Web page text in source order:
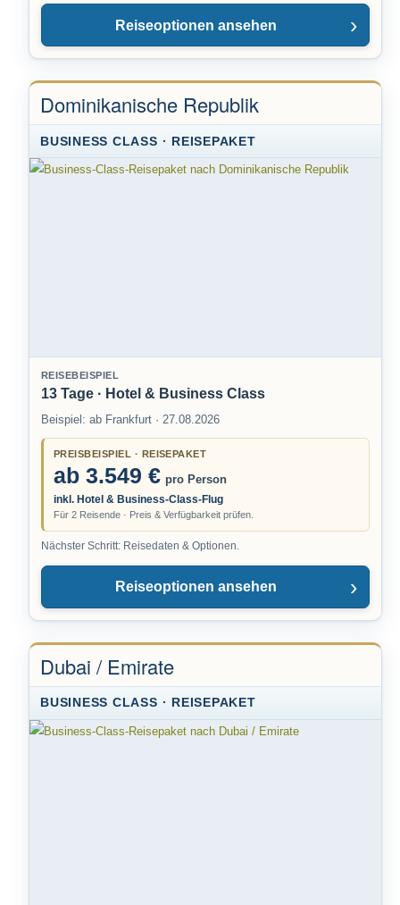
Reiseoptionen ansehen
Dominikanische Republik
BUSINESS CLASS · REISEPAKET
REISEBEISPIEL
13 Tage · Hotel & Business Class
Beispiel: ab Frankfurt · 27.08.2026
PREISBEISPIEL · REISEPAKET
ab 3.549 € pro Person
inkl. Hotel & Business-Class-Flug
Für 2 Reisende · Preis & Verfügbarkeit prüfen.
Nächster Schritt: Reisedaten & Optionen.
Reiseoptionen ansehen
Dubai / Emirate
BUSINESS CLASS · REISEPAKET